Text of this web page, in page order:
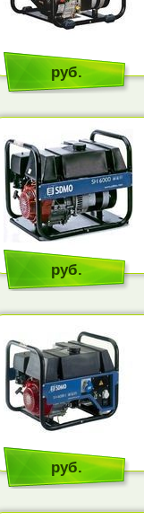
руб.
руб.
руб.